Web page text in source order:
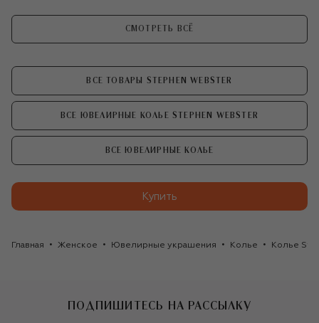
СМОТРЕТЬ ВСЁ
ВСЕ ТОВАРЫ STEPHEN WEBSTER
ВСЕ ЮВЕЛИРНЫЕ КОЛЬЕ STEPHEN WEBSTER
ВСЕ ЮВЕЛИРНЫЕ КОЛЬЕ
Купить
Главная Женское Ювелирные украшения Колье Колье
ПОДПИШИТЕСЬ НА РАССЫЛКУ